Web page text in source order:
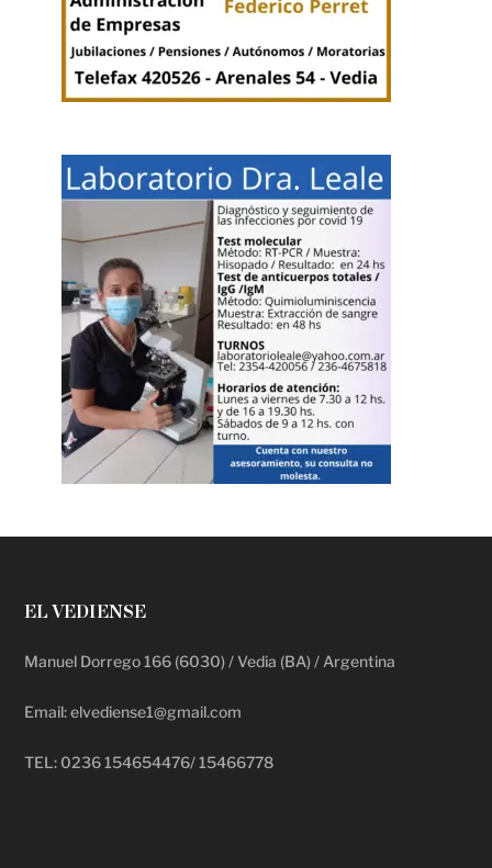
EL VEDIENSE
Manuel Dorrego 166 (6030) / Vedia (BA) / Argentina
Email: elvediense1@gmail.com
TEL: 0236 154654476/ 15466778